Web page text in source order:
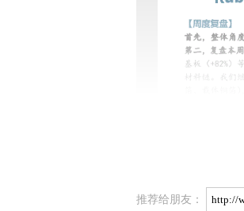
推荐给朋友：